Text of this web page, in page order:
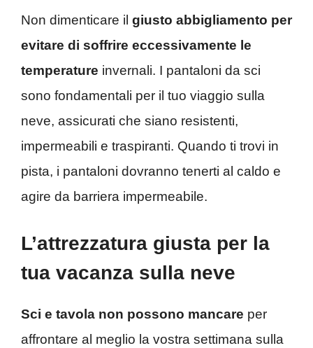
Non dimenticare il giusto abbigliamento per
evitare di soffrire eccessivamente le
temperature invernali. I pantaloni da sci
sono fondamentali per il tuo viaggio sulla
neve, assicurati che siano resistenti,
impermeabili e traspiranti. Quando ti trovi in
pista, i pantaloni dovranno tenerti al caldo e
agire da barriera impermeabile.
L’attrezzatura giusta per la
tua vacanza sulla neve
Sci e tavola non possono mancare per
affrontare al meglio la vostra settimana sulla